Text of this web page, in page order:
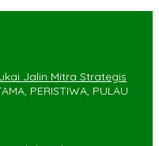
Jalin Mitra Strategis
PERISTIWA, PULAU